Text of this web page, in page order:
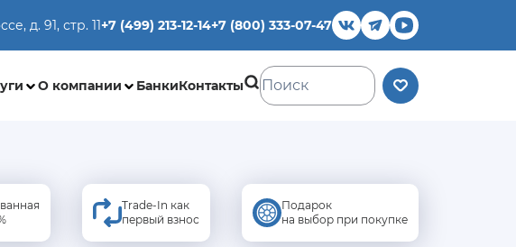
д. 91, стр. 11+7 (499) 213-12-14+7 (800) 333-07-47
О компании БанкиКонтакты
Trade-In как
первый взнос
Подарок
на выбор при покупке